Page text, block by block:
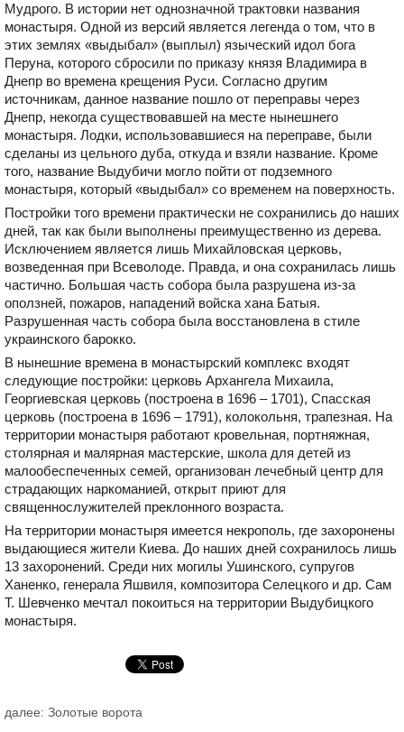
Мудрого. В истории нет однозначной трактовки названия
монастыря. Одной из версий является легенда о том, что в
этих землях «выдыбал» (выплыл) языческий идол бога
Перуна, которого сбросили по приказу князя Владимира в
Днепр во времена крещения Руси. Согласно другим
источникам, данное название пошло от переправы через
Днепр, некогда существовавшей на месте нынешнего
монастыря. Лодки, использовавшиеся на переправе, были
сделаны из цельного дуба, откуда и взяли название. Кроме
того, название Выдубичи могло пойти от подземного
монастыря, который «выдыбал» со временем на поверхность.
Постройки того времени практически не сохранились до наших
дней, так как были выполнены преимущественно из дерева.
Исключением является лишь Михайловская церковь,
возведенная при Всеволоде. Правда, и она сохранилась лишь
частично. Большая часть собора была разрушена из-за
оползней, пожаров, нападений войска хана Батыя.
Разрушенная часть собора была восстановлена в стиле
украинского барокко.
В нынешние времена в монастырский комплекс входят
следующие постройки: церковь Архангела Михаила,
Георгиевская церковь (построена в 1696 – 1701), Спасская
церковь (построена в 1696 – 1791), колокольня, трапезная. На
территории монастыря работают кровельная, портняжная,
столярная и малярная мастерские, школа для детей из
малообеспеченных семей, организован лечебный центр для
страдающих наркоманией, открыт приют для
священнослужителей преклонного возраста.
На территории монастыря имеется некрополь, где захоронены
выдающиеся жители Киева. До наших дней сохранилось лишь
13 захоронений. Среди них могилы Ушинского, супругов
Ханенко, генерала Яшвиля, композитора Селецкого и др. Сам
Т. Шевченко мечтал покоиться на территории Выдубицкого
монастыря.
далее: Золотые ворота